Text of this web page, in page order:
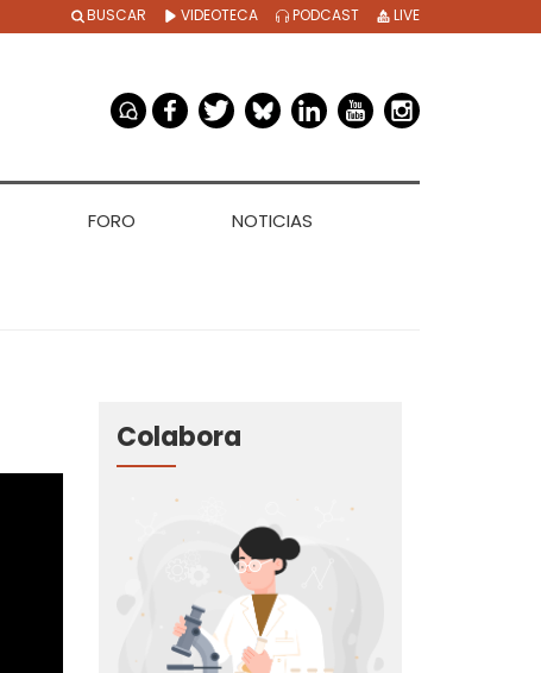
BUSCAR VIDEOTECA PODCAST LIVE
FORO NOTICIAS
Colabora